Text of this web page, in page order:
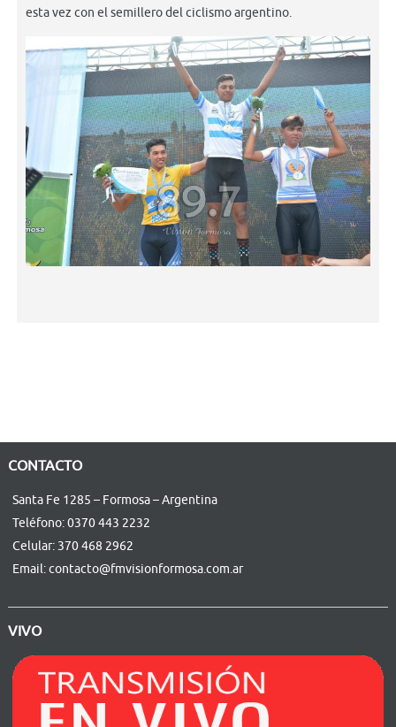
esta vez con el semillero del ciclismo argentino.
CONTACTO
Santa Fe 1285 – Formosa – Argentina
Teléfono: 0370 443 2232
Celular: 370 468 2962
Email: contacto@fmvisionformosa.com.ar
VIVO